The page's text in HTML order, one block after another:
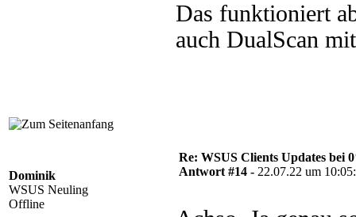
Das funktioniert
auch DualScan
Dominik
WSUS Neuling
Offline
Re: WSUS Clients Updates bei
Antwort #14 - 22.07.22 um